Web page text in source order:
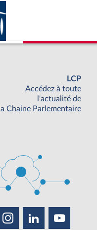
LCP
Accédez à toute
l'actualité de
la Chaine Parlementaire